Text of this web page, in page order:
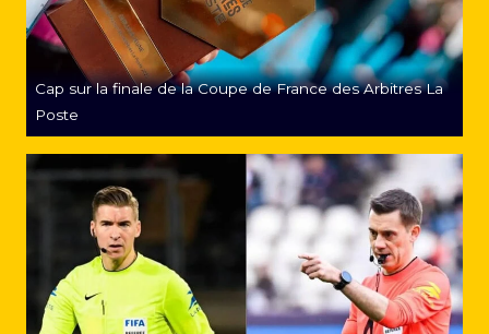
Cap sur la finale de la Coupe de France des Arbitres La
Poste